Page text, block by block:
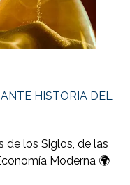
HISTORIA DEL
de los Siglos, de las
Moderna 🌍